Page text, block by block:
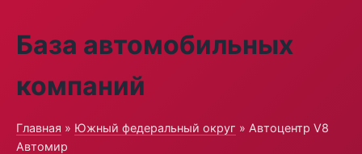
База автомобильных
компаний
Главная » Южный федеральный округ » Автоцентр V8
Автомир